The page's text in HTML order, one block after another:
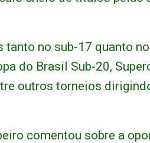
no sub-17 quanto
do Brasil Sub-20,
outros torneios
comentou sobre a